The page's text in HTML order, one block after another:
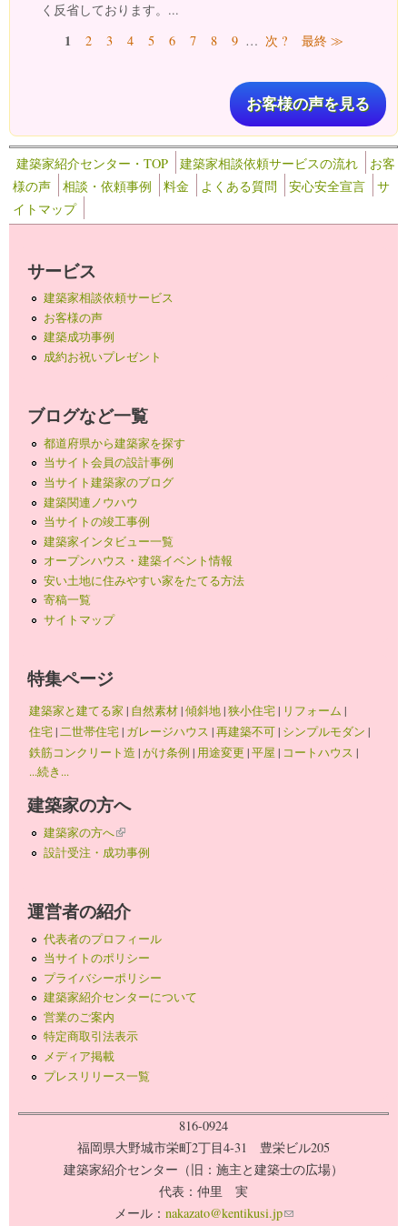
く反省しております。...
ページ1 2 3 4 5 6 7 8 9 … 次 ? 最終 ≫
お客様の声を見る
建築家紹介センター・TOP 建築家相談依頼サービスの流れ
お客
様の声
相談・依頼事例 料金 よくある質問 安心安全宣言
サ
イトマップ
サービス
建築家相談依頼サービス
お客様の声
建築成功事例
成約お祝いプレゼント
ブログなど一覧
都道府県から建築家を探す
当サイト会員の設計事例
当サイト建築家のブログ
建築関連ノウハウ
当サイトの竣工事例
建築家インタビュー一覧
オープンハウス・建築イベント情報
安い土地に住みやすい家をたてる方法
寄稿一覧
サイトマップ
特集ページ
建築家と建てる家 | 自然素材|傾斜地|狭小住宅| リフォーム |
住宅|二世帯住宅| ガレージハウス |再建築不可| シンプルモダン |
鉄筋コンクリート造 |がけ条例 | 用途変更 |平屋 | コートハウス |
...続き...
建築家の方へ
建築家の方へ(link is external)
設計受注・成功事例
運営者の紹介
代表者のプロフィール
当サイトのポリシー
プライバシーポリシー
建築家紹介センターについて
営業のご案内
特定商取引法表示
メディア掲載
プレスリリース一覧
816-0924
福岡県大野城市栄町2丁目4-31 豊栄ビル205
建築家紹介センター（旧：施主と建築士の広場）
代表：仲里 実
メール： nakazato@kentikusi.jp(link sends e-mail)